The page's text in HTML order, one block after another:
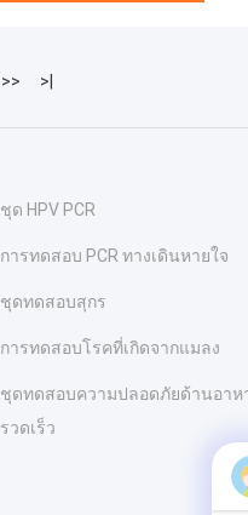
>> >|
ชุด HPV PCR
การทดสอบ PCR ทางเดินหายใจ
ชุดทดสอบสุกร
การทดสอบโรคที่เกิดจากแมลง
ชุดทดสอบความปลอดภัยด้านอาห
รวดเร็ว